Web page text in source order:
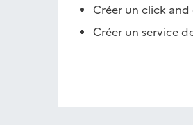
Créer un click
Créer un service